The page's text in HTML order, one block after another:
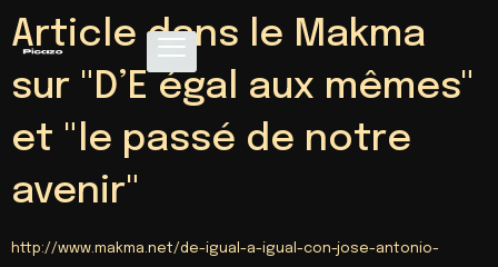
Article dans le Makma
sur "D’E égal aux mêmes"
et "le passé de notre
avenir"
http://www.makma.net/de-igual-a-igual-con-jose-antonio-